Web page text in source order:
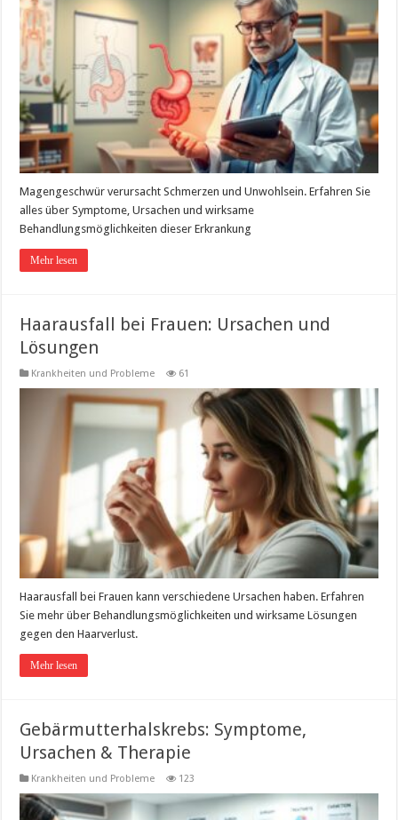
Magengeschwür verursacht Schmerzen und Unwohlsein. Erfahren Sie
alles über Symptome, Ursachen und wirksame
Behandlungsmöglichkeiten dieser Erkrankung
Mehr lesen
Haarausfall bei Frauen: Ursachen und
Lösungen
Krankheiten und Probleme 61
Haarausfall bei Frauen kann verschiedene Ursachen haben. Erfahren
Sie mehr über Behandlungsmöglichkeiten und wirksame Lösungen
gegen den Haarverlust.
Mehr lesen
Gebärmutterhalskrebs: Symptome,
Ursachen & Therapie
Krankheiten und Probleme 123